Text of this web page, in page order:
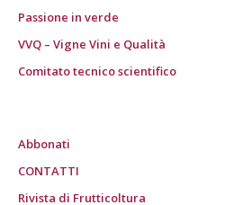
Passione in verde
VVQ – Vigne Vini e Qualità
Comitato tecnico scientifico
Abbonati
CONTATTI
Rivista di Frutticoltura